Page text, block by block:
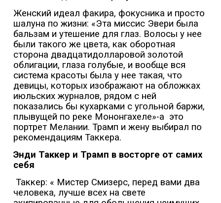
Женский идеал факира, фокусника и просто
шалуна по жизни: «Эта миссис Эвери была
бальзам и утешение для глаз. Волосы у нее
были такого же цвета, как оборотная
сторона двадцатидолларовой золотой
облигации, глаза голубые, и вообще вся
система красоты была у нее такая, что
девицы, которых изображают на обложках
июльских журналов, рядом с ней
показались бы кухарками с угольной баржи,
плывущей по реке Мононгахеле»-а это
портрет Мелании. Трамп и жену выбирал по
рекомендациям Таккера.
Энди Таккер и Трамп в восторге от самих
себя
Таккер: « Мистер Смизерс, перед вами два
человека, лучше всех на свете